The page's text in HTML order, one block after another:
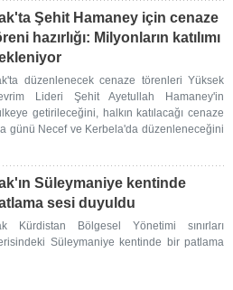
Şehit Hamaney için cenaze
hazırlığı: Milyonların katılımı
düzenlenecek cenaze törenleri Yüksek
Lideri Şehit Ayetullah Hamaney'in
getirileceğini, halkın katılacağı cenaze
günü Necef ve Kerbela'da düzenleneceğini
Süleymaniye kentinde
sesi duyuldu
Kürdistan Bölgesel Yönetimi sınırları
Süleymaniye kentinde bir patlama